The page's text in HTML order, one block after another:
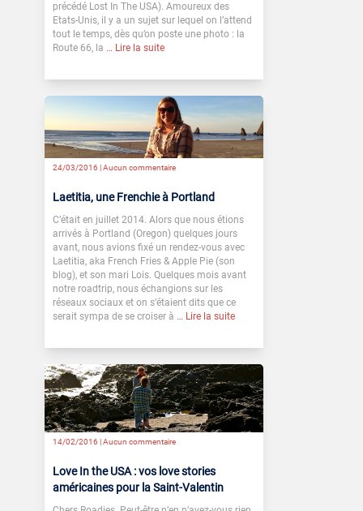
précédé Lost In The USA). Amoureux des
Etats-Unis, il y a un sujet sur lequel on l’attend
tout le temps, dès qu’on poste une photo : la
Route 66, la … Lire la suite
24/03/2016 |Aucun commentaire
Laetitia, une Frenchie à Portland
C’était en juillet 2014. Alors que nous étions
arrivés à Portland (Oregon) quelques jours
avant, nous avions fixé un rendez-vous avec
Laetitia, aka French Fries & Apple Pie (son
blog), et son mari Lois. Quelques mois avant
notre roadtrip, nous échangions sur les
réseaux sociaux et on s’étaient dits que ce
serait sympa de se croiser à … Lire la suite
14/02/2016 |Aucun commentaire
Love In the USA : vos love stories
américaines pour la Saint-Valentin